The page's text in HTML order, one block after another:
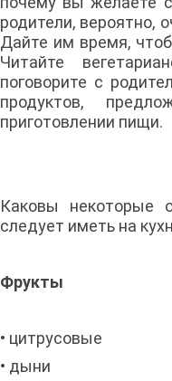
родители, вероятно,
Дайте им время,
Читайте
поговорите с
продуктов,
приготовлении пищи.
Каковы некоторые
следует иметь на
Фрукты
• цитрусовые
• дыни